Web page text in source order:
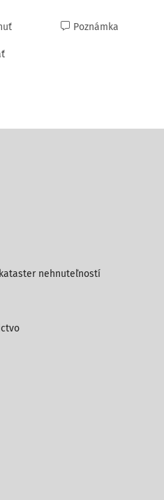
Poznámka
nehnuteľností